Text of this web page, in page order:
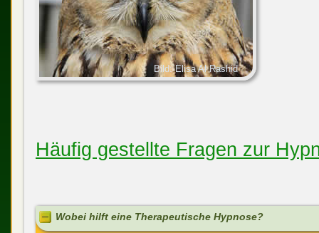
Bild: Elisa Al Rashid
Häufig gestellte Fragen zur
Wobei hilft eine Therapeutische Hypnose?